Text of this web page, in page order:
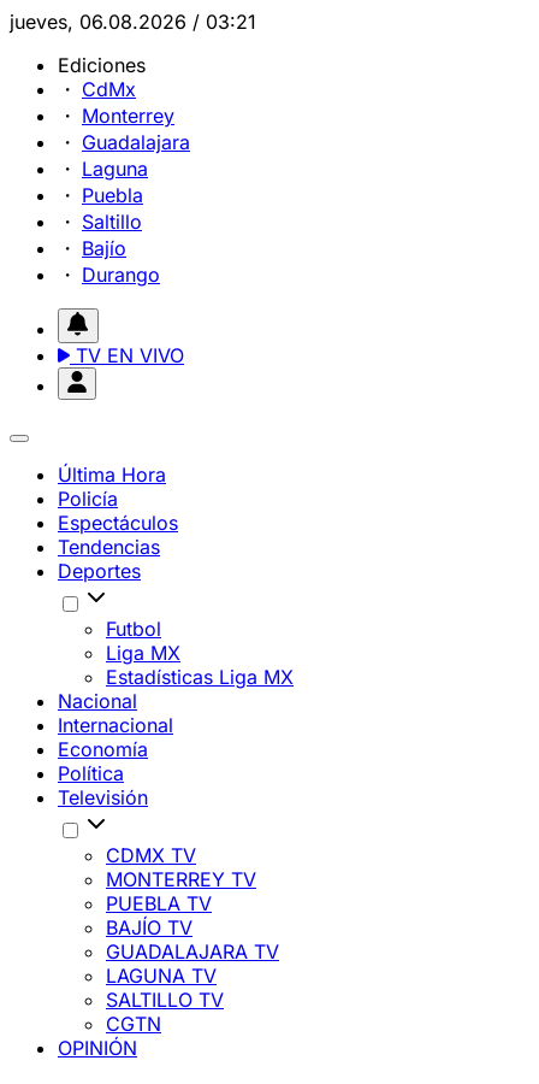
jueves, 06.08.2026 / 03:21
Ediciones
CdMx
Monterrey
Guadalajara
Laguna
Puebla
Saltillo
Bajío
Durango
TV EN VIVO
Última Hora
Policía
Espectáculos
Tendencias
Deportes
Futbol
Liga MX
Estadísticas Liga MX
Nacional
Internacional
Economía
Política
Televisión
CDMX TV
MONTERREY TV
PUEBLA TV
BAJÍO TV
GUADALAJARA TV
LAGUNA TV
SALTILLO TV
CGTN
OPINIÓN